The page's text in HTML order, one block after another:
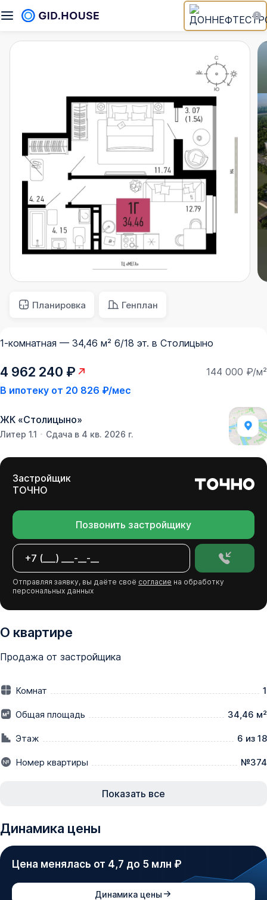
Планировка Генплан
1-комнатная — 34,46 м² 6/18 эт. в Столицыно
4 962 240 ₽
144 000 ₽/м²
В ипотеку от 20 826 ₽/мес
ЖК «Столицыно»
Литер 1.1 Сдача в 4 кв. 2026 г.
Застройщик
ТОЧНО
Позвонить застройщику
Отправляя заявку, вы даёте своё согласие на обработку
персональных данных
О квартире
Продажа от застройщика
Комнат 1
Общая площадь 34,46 м²
Этаж 6 из 18
Номер квартиры №374
Показать все
Динамика цены
Цена менялась от 4,7 до 5 млн ₽
Динамика цены